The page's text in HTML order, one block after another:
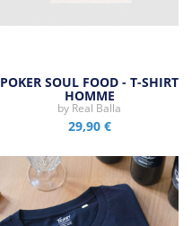
POKER SOUL FOOD - T-SHIRT
HOMME
by Real Balla
29,90 €